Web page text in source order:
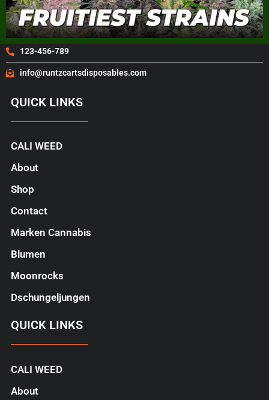
123-456-789
info@runtzcartsdisposables.com
QUICK LINKS
CALI WEED
About
Shop
Contact
Marken Cannabis
Blumen
Moonrocks
Dschungeljungen
QUICK LINKS
CALI WEED
About